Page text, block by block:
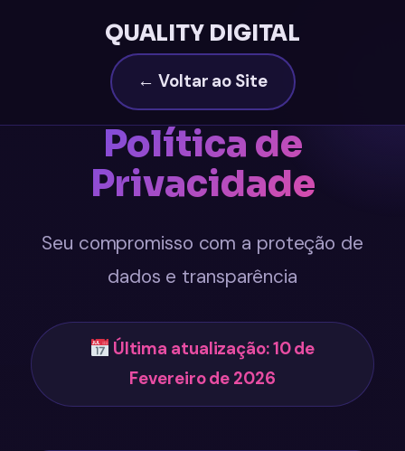
QUALITY DIGITAL
← Voltar ao Site
Política de
Privacidade
Seu compromisso com a proteção de
dados e transparência
Última atualização: 10 de
Fevereiro de 2026